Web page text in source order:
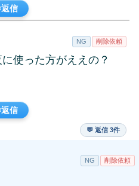
返信
NG 削除依頼
使った方がええの？
返信
💬 返信 3件
NG 削除依頼